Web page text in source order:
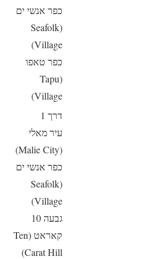
כפר אנשי ים
(Seafolk
Village)
כפר טאפו
(Tapu
Village)
דרך 1
עיר מאלי
(Malie City)
כפר אנשי ים
(Seafolk
Village)
גבעה 10
קאראט (Ten
Carat Hill)